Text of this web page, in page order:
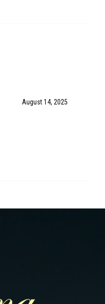
August 14, 2025